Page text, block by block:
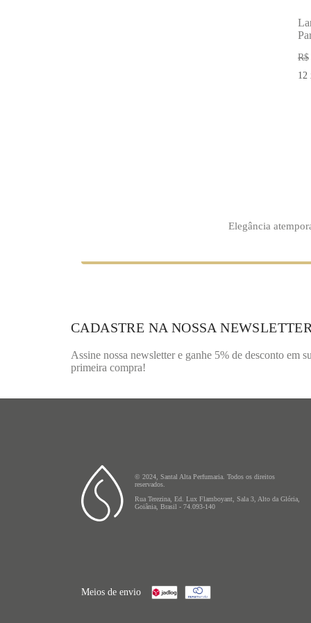
R$
12
Elegância
CADASTRE NA NOSSA NEWSLETTER
Assine nossa newsletter e ganhe 5% de desconto em
primeira compra!
© 2024, Santal Alta Perfumaria. Todos os direitos
reservados.
Rua Terezina, Ed. Lux Flamboyant, Sala 3, Alto da Glória,
Goiânia, Brasil - 74.093-140
Meios de envio